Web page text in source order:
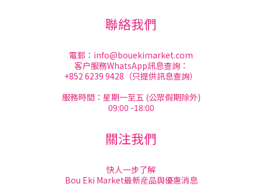
聯絡我們
電郵： info@bouekimarket.com
客户服務WhatsApp訊息查詢：
+852 6239 9428（只提供訊息查詢）
服務時間：星期一至五 (公眾假期除外)
09:00 -18:00
關注我們
快人一步了解
Bou Eki Market最新産品與優惠消息